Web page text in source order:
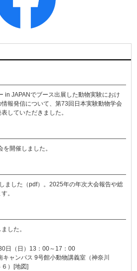
in JAPANでブース出展した動物実験におけ
報発信について、第73回日本実験動物学会
していただきました。
開催しました。
ました（pdf）。2025年の年次大会報告や総
。
した。
日（日）13：00～17：00
ャンパス 9号館小動物講義室（神奈川
６）[地図]